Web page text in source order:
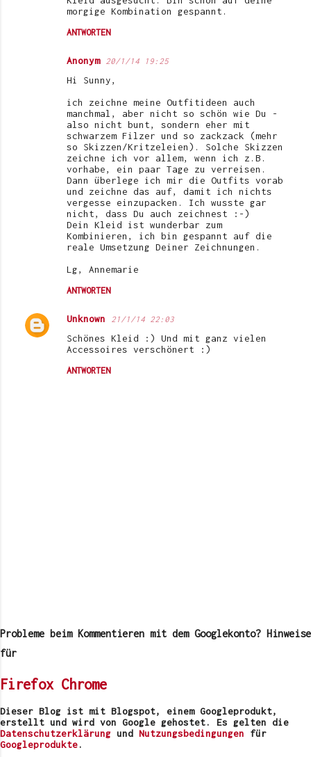
morgige Kombination gespannt.
ANTWORTEN
Anonym 20/1/14 19:25
Hi Sunny,
ich zeichne meine Outfitideen auch
manchmal, aber nicht so schön wie Du -
also nicht bunt, sondern eher mit
schwarzem Filzer und so zackzack (mehr
so Skizzen/Kritzeleien). Solche Skizzen
zeichne ich vor allem, wenn ich z.B.
vorhabe, ein paar Tage zu verreisen.
Dann überlege ich mir die Outfits vorab
und zeichne das auf, damit ich nichts
vergesse einzupacken. Ich wusste gar
nicht, dass Du auch zeichnest :-)
Dein Kleid ist wunderbar zum
Kombinieren, ich bin gespannt auf die
reale Umsetzung Deiner Zeichnungen.
Lg, Annemarie
ANTWORTEN
Unknown 21/1/14 22:03
Schönes Kleid :) Und mit ganz vielen
Accessoires verschönert :)
ANTWORTEN
m
m
a
v
e
r
ö
Probleme beim Kommentieren mit dem Googlekonto? Hinweise
für
Firefox Chrome
Dieser Blog ist mit Blogspot, einem Googleprodukt,
erstellt und wird von Google gehostet. Es gelten die
Datenschutzerklärung und Nutzungsbedingungen für
Googleprodukte.